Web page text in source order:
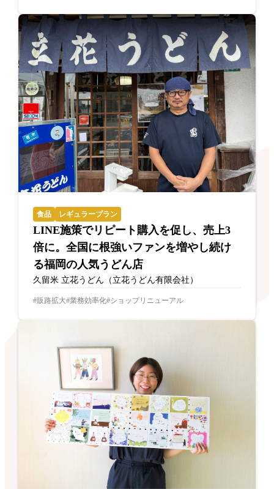
食品 レギュラープラン
LINE施策でリピート購入を促し、売上3
倍に。全国に根強いファンを増やし続け
る福岡の人気うどん店
久留米 立花うどん（立花うどん有限会社）
販路拡大 業務効率化 ショップリニューアル